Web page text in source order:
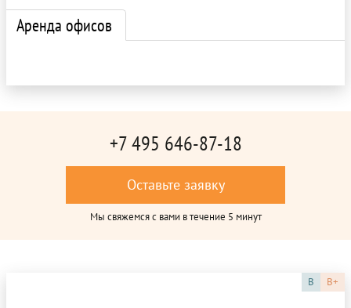
Аренда офисов
+7 495 646-87-18
Оставьте заявку
Мы свяжемся с вами в течение 5 минут
B B+